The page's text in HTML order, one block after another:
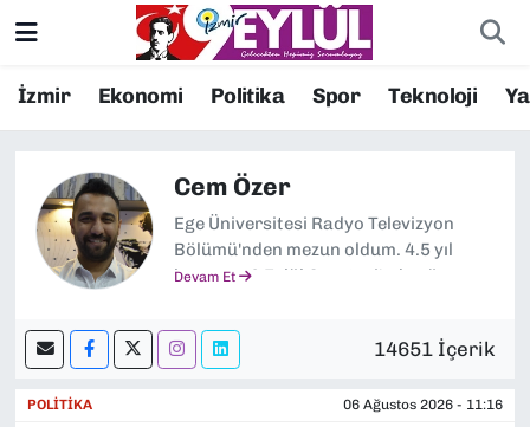
İzmir Ekonomi Politika Spor Teknoloji
Cem Özer
Ege Üniversitesi Radyo Televizyon
Bölümü'nden mezun oldum. 4.5 yıl
boyunca 9 Eylül Gazetesi'nde görev
özel bir hastanede Kurumsal İletişim
Uzmanı olarak çalıştım.
işleri müdürü olarak geri döndüm.
Devam Et
14651 İçerik
POLİTİKA 06 Ağustos 2026 - 11:16
Resmi İlanlar
DÜNYA
EĞİTİM
EKONOMİ
KÜLTÜR SANAT
Konak Nöbetçi Eczaneler
Konak Trafik Yoğunluk Haritası
Süper Lig Puan Durumu ve Fikstür
Tüm Manşetler
Son Dakika Haberleri